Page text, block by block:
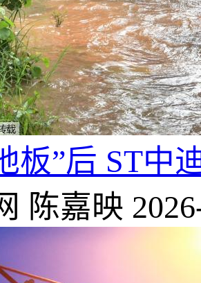
板”后 ST中
陈嘉映